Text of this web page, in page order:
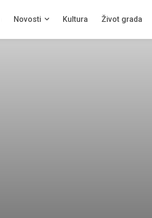
Novosti Kultura Život grada